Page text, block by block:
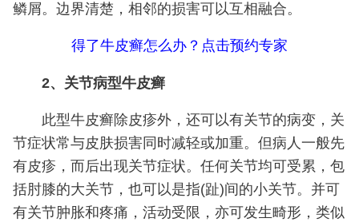
鳞屑。边界清楚，相邻的损害可以互相融合。
得了牛皮癣怎么办？点击预约专家
2、关节病型牛皮癣
此型牛皮癣除皮疹外，还可以有关节的病变，关
节症状常与皮肤损害同时减轻或加重。但病人一般先
有皮疹，而后出现关节症状。任何关节均可受累，包
括肘膝的大关节，也可以是指(趾)间的小关节。并可
有关节肿胀和疼痛，活动受限，亦可发生畸形，类似